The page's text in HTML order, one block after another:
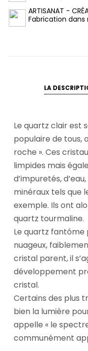
ARTISANAT -
Fabrication dans
LA
Le quartz clair est
populaire de tous,
roche ». Ces
limpides mais
d’impuretés,
minéraux tels que
exemple. Ils ont
quartz tourmaline.
Le quartz fantôme
nuageux,
cristal parent, il
développement
cristal.
Certains des plus
bien la lumière
appelle « le
communément